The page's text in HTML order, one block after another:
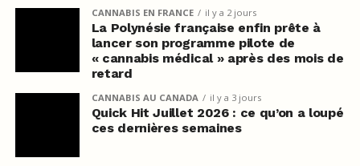
CANNABIS EN FRANCE il y a 2 jours
La Polynésie française enfin prête à
lancer son programme pilote de
« cannabis médical » après des mois de
retard
CANNABIS AU CANADA il y a 3 jours
Quick Hit Juillet 2026 : ce qu’on a loupé
ces dernières semaines